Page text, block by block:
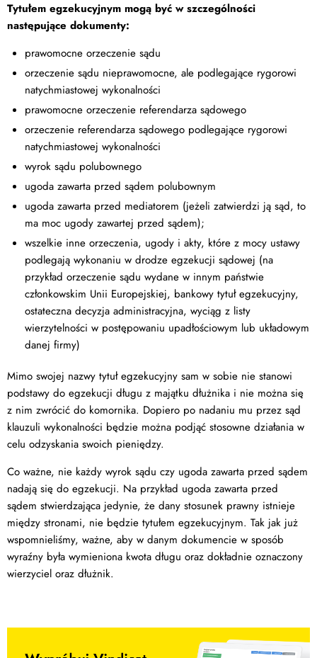
Tytułem egzekucyjnym mogą być w szczególności
następujące dokumenty:
prawomocne orzeczenie sądu
orzeczenie sądu nieprawomocne, ale podlegające rygorowi
natychmiastowej wykonalności
prawomocne orzeczenie referendarza sądowego
orzeczenie referendarza sądowego podlegające rygorowi
natychmiastowej wykonalności
wyrok sądu polubownego
ugoda zawarta przed sądem polubownym
ugoda zawarta przed mediatorem (jeżeli zatwierdzi ją sąd, to
ma moc ugody zawartej przed sądem);
wszelkie inne orzeczenia, ugody i akty, które z mocy ustawy
podlegają wykonaniu w drodze egzekucji sądowej (na
przykład orzeczenie sądu wydane w innym państwie
członkowskim Unii Europejskiej, bankowy tytuł egzekucyjny,
ostateczna decyzja administracyjna, wyciąg z listy
wierzytelności w postępowaniu upadłościowym lub układowym
danej firmy)
Mimo swojej nazwy tytuł egzekucyjny sam w sobie nie stanowi
podstawy do egzekucji długu z majątku dłużnika i nie można się
z nim zwrócić do komornika. Dopiero po nadaniu mu przez sąd
klauzuli wykonalności będzie można podjąć stosowne działania w
celu odzyskania swoich pieniędzy.
Co ważne, nie każdy wyrok sądu czy ugoda zawarta przed sądem
nadają się do egzekucji. Na przykład ugoda zawarta przed
sądem stwierdzająca jedynie, że dany stosunek prawny istnieje
między stronami, nie będzie tytułem egzekucyjnym. Tak jak już
wspomnieliśmy, ważne, aby w danym dokumencie w sposób
wyraźny była wymieniona kwota długu oraz dokładnie oznaczony
wierzyciel oraz dłużnik.